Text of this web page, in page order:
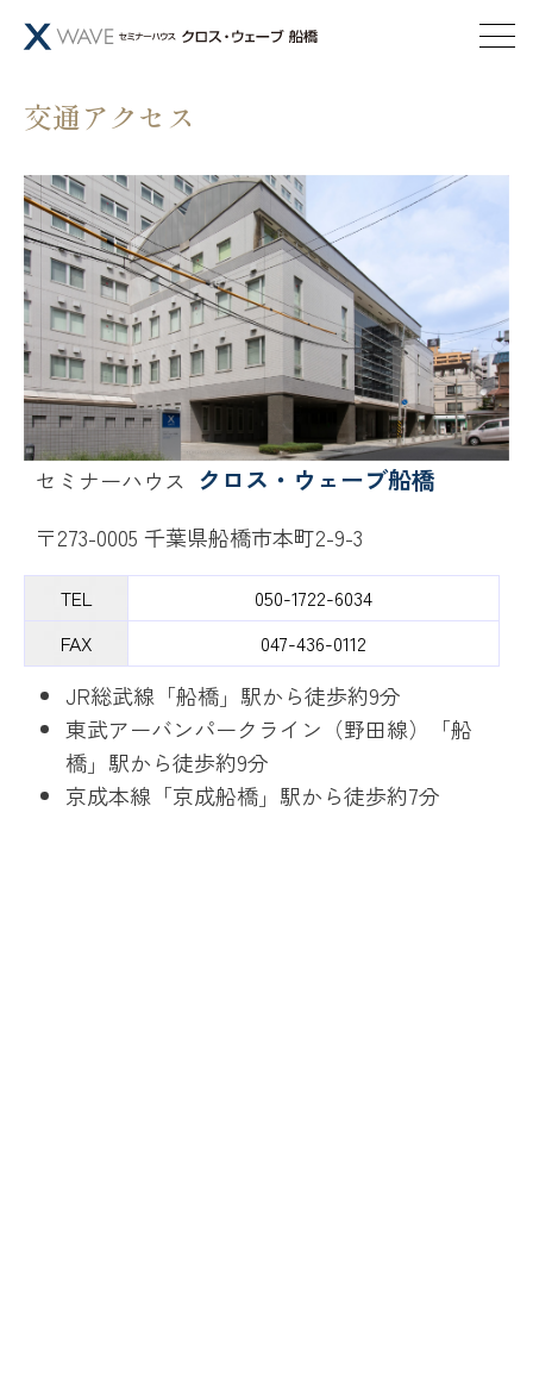
交通アクセス
セミナーハウス クロス・ウェーブ船橋
〒273-0005 千葉県船橋市本町2-9-3
TEL
050-1722-6034
FAX
047-436-0112
JR総武線「船橋」駅から徒歩約9分
東武アーバンパークライン（野田線）「船
橋」駅から徒歩約9分
京成本線「京成船橋」駅から徒歩約7分